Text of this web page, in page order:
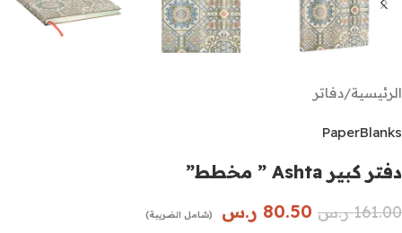
الرئيسية/دفاتر
PaperBlanks
دفتر كبير Ashta ” مخطط”
161.00 ر.س 80.50 ر.س (شامل الضريبة)